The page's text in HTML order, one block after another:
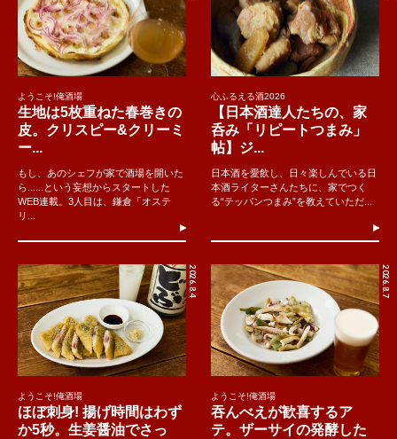
ようこそ!俺酒場
生地は5枚重ねた春巻きの
皮。クリスピー&クリーミ
ー...
もし、あのシェフが家で酒場を開いた
ら......という妄想からスタートした
WEB連載。3人目は、鎌倉「オステ
リ...
心ふるえる酒2026
【日本酒達人たちの、家
呑み「リピートつまみ」
帖】ジ...
日本酒を愛飲し、日々楽しんでいる日
本酒ライターさんたちに、家でつく
る“テッパンつまみ”を教えていただ...
2026.8.4
ようこそ!俺酒場
ほぼ刺身! 揚げ時間はわず
か5秒。生姜醤油でさっ
2026.8.7
ようこそ!俺酒場
吞んべえが歓喜するア
テ。ザーサイの発酵した